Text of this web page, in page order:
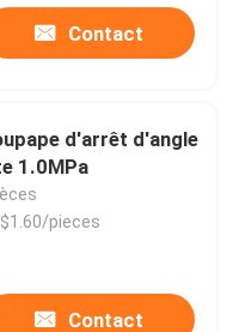
Contact
d'arrêt d'angle
1.0MPa
pieces
Contact